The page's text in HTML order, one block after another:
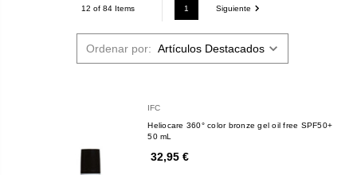
12 of 84 Items 1 Siguiente
Ordenar por:
IFC
Heliocare 360° color bronze gel oil free SPF50+
50 mL
32,95 €